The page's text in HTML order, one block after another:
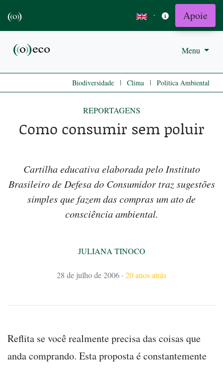
· Apoie
Menu
Biodiversidade | Clima | Politica Ambiental
REPORTAGENS
Como consumir sem poluir
Cartilha educativa elaborada pelo Instituto
Brasileiro de Defesa do Consumidor traz sugestões
simples que fazem das compras um ato de
consciência ambiental.
JULIANA TINOCO
28 de julho de 2006 · 20 anos atrás
Reflita se você realmente precisa das coisas que
anda comprando. Esta proposta é constantemente